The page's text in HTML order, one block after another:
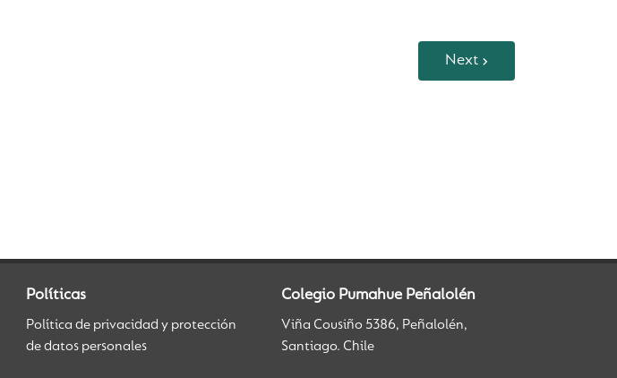
Next
Políticas
Política de privacidad y protección
de datos personales
Colegio Pumahue Peñalolén
Viña Cousiño 5386, Peñalolén,
Santiago. Chile